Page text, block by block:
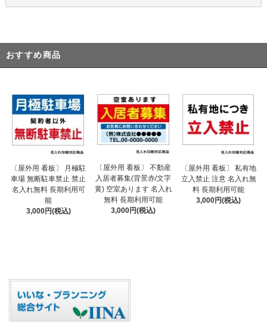
おすすめ商品
〔屋外用 看板〕 月極駐
車場 無断駐車禁止 禁止
名入れ無料 長期利用可
能
3,000円(税込)
〔屋外用 看板〕 不動産
入居者募集(背景赤/文字
黄) 空室あります 名入れ
無料 長期利用可能
3,000円(税込)
〔屋外用 看板〕 私有地
立入禁止 注意 名入れ無
料 長期利用可能
3,000円(税込)